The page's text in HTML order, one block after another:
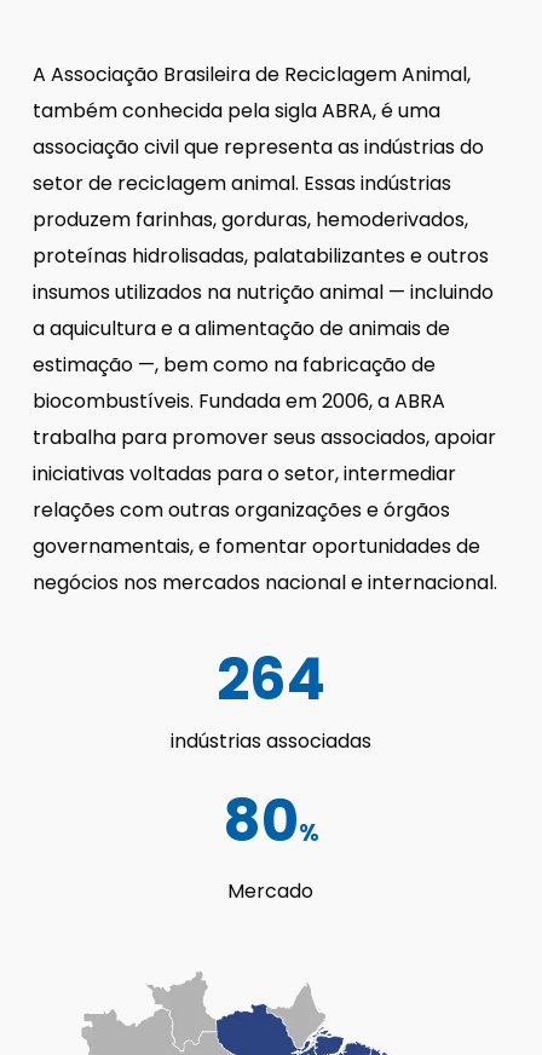
A Associação Brasileira de Reciclagem Animal,
também conhecida pela sigla ABRA, é uma
associação civil que representa as indústrias do
setor de reciclagem animal. Essas indústrias
produzem farinhas, gorduras, hemoderivados,
proteínas hidrolisadas, palatabilizantes e outros
insumos utilizados na nutrição animal — incluindo
a aquicultura e a alimentação de animais de
estimação —, bem como na fabricação de
biocombustíveis. Fundada em 2006, a ABRA
trabalha para promover seus associados, apoiar
iniciativas voltadas para o setor, intermediar
relações com outras organizações e órgãos
governamentais, e fomentar oportunidades de
negócios nos mercados nacional e internacional.
264
indústrias associadas
80%
Mercado